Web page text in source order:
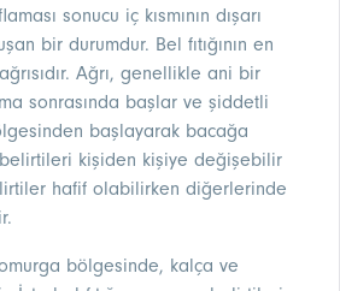
sonucu iç kısmının dışarı
bir durumdur. Bel fıtığının en
Ağrı, genellikle ani bir
sonrasında başlar ve şiddetli
başlayarak bacağa
belirtileri kişiden kişiye değişebilir
hafif olabilirken diğerlerinde
bölgesinde, kalça ve